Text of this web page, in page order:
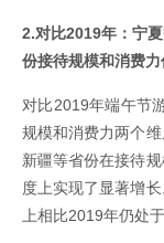
2.对比2019年：宁
份接待规模和消费力
对比2019年端午节
规模和消费力两个
新疆等省份在接待
度上实现了显著增
上相比2019年仍处